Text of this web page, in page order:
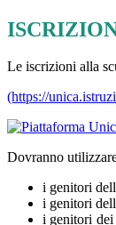
Le iscrizioni alla
(https://
Dovranno
i genitori
i genitori
i genitori dei